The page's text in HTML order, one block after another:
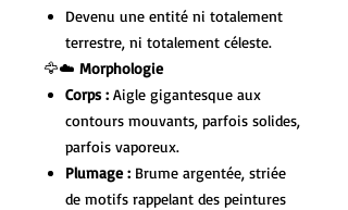
Devenu une entité ni totalement
terrestre, ni totalement céleste.
🦅☁️ Morphologie
Corps : Aigle gigantesque aux
contours mouvants, parfois solides,
parfois vaporeux.
Plumage : Brume argentée, striée
de motifs rappelant des peintures